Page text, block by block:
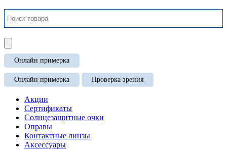
Онлайн примерка
Онлайн примерка Проверка зрения
Акции
Сертификаты
Солнцезащитные очки
Оправы
Контактные линзы
Аксессуары